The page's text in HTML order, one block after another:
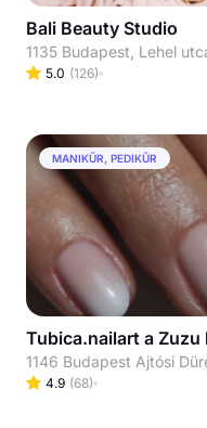
Bali Beauty Studio
1135 Budapest, Lehel
5.0 (126)
MANIKŰR, PEDIKŰR
Tubica.nailart a Zuzu
1146 Budapest Ajtósi
4.9 (68)